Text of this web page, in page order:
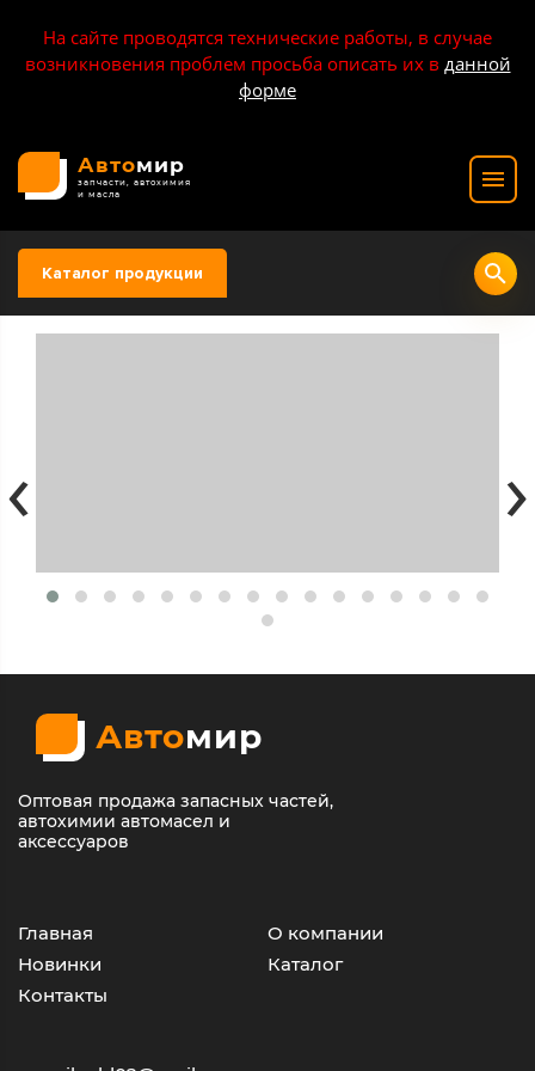
На сайте проводятся технические работы, в случае
возникновения проблем просьба описать их в данной
форме
Автомир
запчасти, автохимия
и масла
Каталог продукции
‹ ›
Автомир
Оптовая продажа запасных частей,
автохимии автомасел и
аксессуаров
Главная
О компании
Новинки
Каталог
Контакты